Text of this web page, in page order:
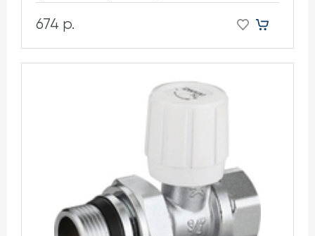
674 р.